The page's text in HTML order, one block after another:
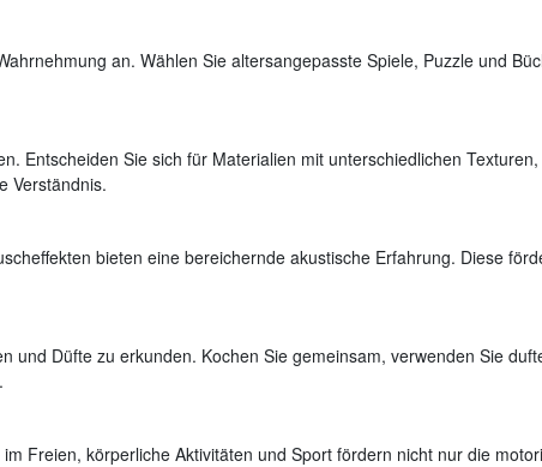
an. Wählen Sie altersangepasste Spiele, Puzzle und
Entscheiden Sie sich für Materialien mit unterschiedlichen
Verständnis.
bieten eine bereichernde akustische Erfahrung. Diese
und Düfte zu erkunden. Kochen Sie gemeinsam, verwenden Sie
Freien, körperliche Aktivitäten und Sport fördern nicht nur die